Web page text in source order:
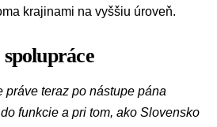
krajinami na vyššiu úroveň.
práve teraz po nástupe pána
funkcie a pri tom, ako Slovensko